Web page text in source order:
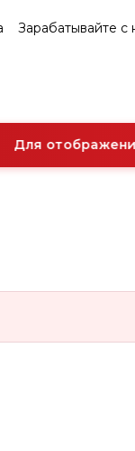
Зарабатывайте с
Для